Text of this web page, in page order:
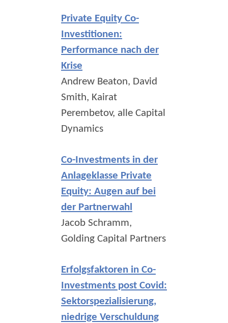
Private Equity Co-
Investitionen:
Performance nach der
Krise
Andrew Beaton, David
Smith, Kairat
Perembetov, alle Capital
Dynamics
Co-Investments in der
Anlageklasse Private
Equity: Augen auf bei
der Partnerwahl
Jacob Schramm,
Golding Capital Partners
Erfolgsfaktoren in Co-
Investments post Covid:
Sektorspezialisierung,
niedrige Verschuldung